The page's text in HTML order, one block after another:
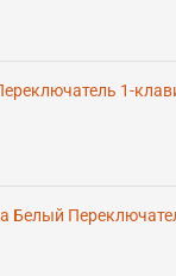
1-
Белый